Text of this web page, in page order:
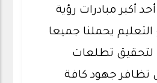
أكبر مبادرات رؤية
التعليم يحملنا جميعا
لتحقيق تطلعات
تظافر جهود كافة